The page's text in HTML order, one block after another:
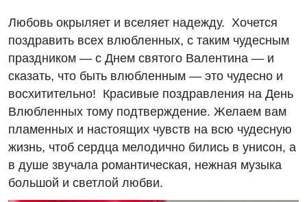
Любовь окрыляет и вселяет надежду. Хочется
поздравить всех влюбленных, с таким чудесным
праздником — с Днем святого Валентина — и
сказать, что быть влюбленным — это чудесно и
восхитительно! Красивые поздравления на День
Влюбленных тому подтверждение. Желаем вам
пламенных и настоящих чувств на всю чудесную
жизнь, чтоб сердца мелодично бились в унисон, а
в душе звучала романтическая, нежная музыка
большой и светлой любви.